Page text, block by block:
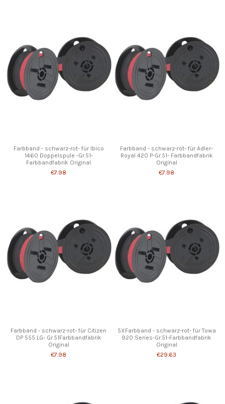
Farbband - schwarz-rot- für Ibico
1460 Doppelspule -Gr.51-
Farbbandfabrik Original
€7.98
Farbband - schwarz-rot- für Adler-
Royal 420 P-Gr.51- Farbbandfabrik
Original
€7.98
Farbband - schwarz-rot- für Citizen
DP 555 LG- Gr.51Farbbandfabrik
Original
€7.98
5XFarbband - schwarz-rot- für Towa
920 Series-Gr.51-Farbbandfabrik
Original
€29.63